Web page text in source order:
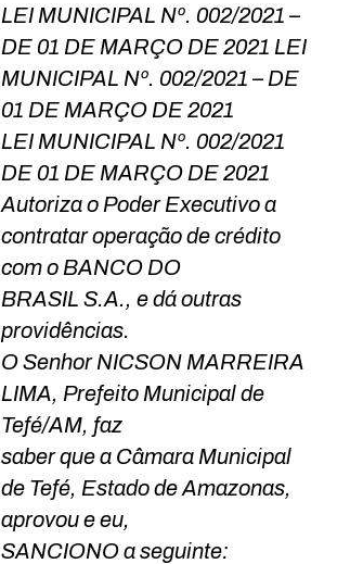
LEI MUNICIPAL Nº. 002/2021 –
DE 01 DE MARÇO DE 2021 LEI
MUNICIPAL Nº. 002/2021 – DE
01 DE MARÇO DE 2021
LEI MUNICIPAL Nº. 002/2021
DE 01 DE MARÇO DE 2021
Autoriza o Poder Executivo a
contratar operação de crédito
com o BANCO DO
BRASIL S.A., e dá outras
providências.
O Senhor NICSON MARREIRA
LIMA, Prefeito Municipal de
Tefé/AM, faz
saber que a Câmara Municipal
de Tefé, Estado de Amazonas,
aprovou e eu,
SANCIONO a seguinte: